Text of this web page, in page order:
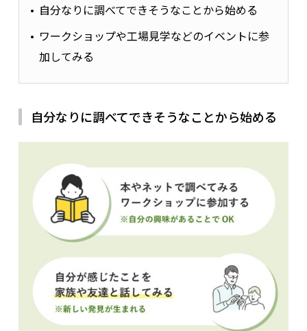
自分なりに調べてできそうなことから始める
ワークショップや工場見学などのイベントに参
加してみる
自分なりに調べてできそうなことから始める